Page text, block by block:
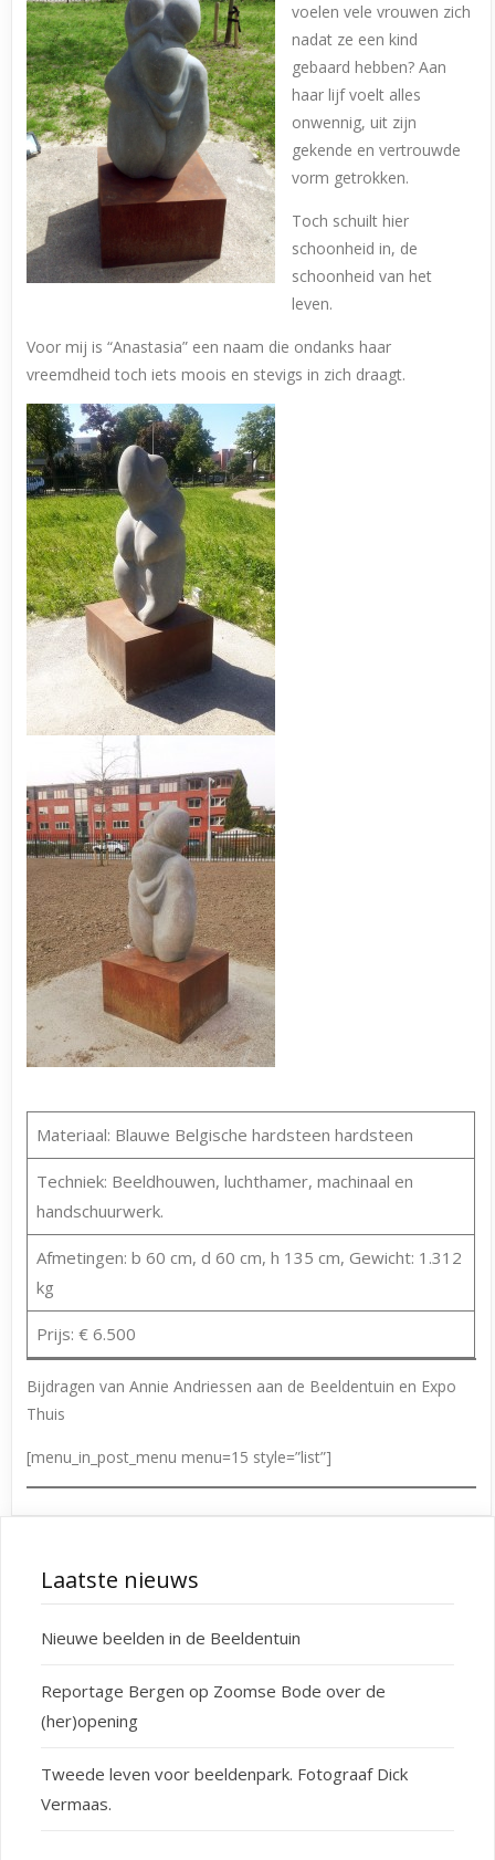
voelen vele vrouwen zich
nadat ze een kind
gebaard hebben? Aan
haar lijf voelt alles
onwennig, uit zijn
gekende en vertrouwde
vorm getrokken.
Toch schuilt hier
schoonheid in, de
schoonheid van het
leven.
Voor mij is “Anastasia” een naam die ondanks haar
vreemdheid toch iets moois en stevigs in zich draagt.
Materiaal: Blauwe Belgische hardsteen hardsteen
Techniek: Beeldhouwen, luchthamer, machinaal en
handschuurwerk.
Afmetingen: b 60 cm, d 60 cm, h 135 cm, Gewicht: 1.312
kg
Prijs: € 6.500
Bijdragen van Annie Andriessen aan de Beeldentuin en Expo
Thuis
[menu_in_post_menu menu=15 style=”list”]
Laatste nieuws
Nieuwe beelden in de Beeldentuin
Reportage Bergen op Zoomse Bode over de
(her)opening
Tweede leven voor beeldenpark. Fotograaf Dick
Vermaas.